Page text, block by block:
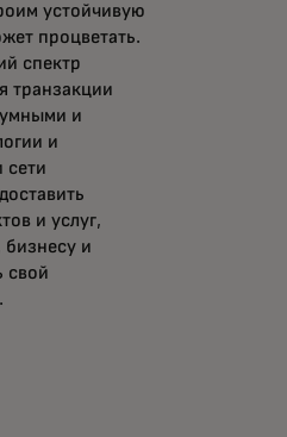
устойчивую
процветать.
спектр
транзакции
и
и
сети
и услуг,
и
свой